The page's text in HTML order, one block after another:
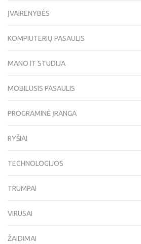
ĮVAIRENYBĖS
KOMPIUTERIŲ PASAULIS
MANO IT STUDIJA
MOBILUSIS PASAULIS
PROGRAMINĖ ĮRANGA
RYŠIAI
TECHNOLOGIJOS
TRUMPAI
VIRUSAI
ŽAIDIMAI